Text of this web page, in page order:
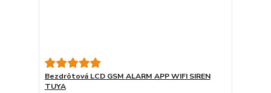
Bezdrôtová LCD GSM ALARM APP WIFI SIREN
TUYA